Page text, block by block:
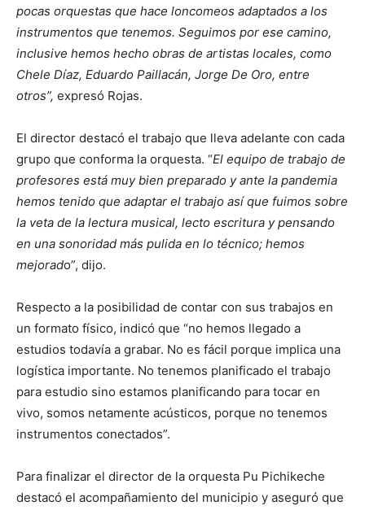
pocas orquestas que hace loncomeos adaptados a los
instrumentos que tenemos. Seguimos por ese camino,
inclusive hemos hecho obras de artistas locales, como
Chele Díaz, Eduardo Paillacán, Jorge De Oro, entre
otros”, expresó Rojas.
El director destacó el trabajo que lleva adelante con cada
grupo que conforma la orquesta. “El equipo de trabajo de
profesores está muy bien preparado y ante la pandemia
hemos tenido que adaptar el trabajo así que fuimos sobre
la veta de la lectura musical, lecto escritura y pensando
en una sonoridad más pulida en lo técnico; hemos
mejorado”, dijo.
Respecto a la posibilidad de contar con sus trabajos en
un formato físico, indicó que “no hemos llegado a
estudios todavía a grabar. No es fácil porque implica una
logística importante. No tenemos planificado el trabajo
para estudio sino estamos planificando para tocar en
vivo, somos netamente acústicos, porque no tenemos
instrumentos conectados”.
Para finalizar el director de la orquesta Pu Pichikeche
destacó el acompañamiento del municipio y aseguró que